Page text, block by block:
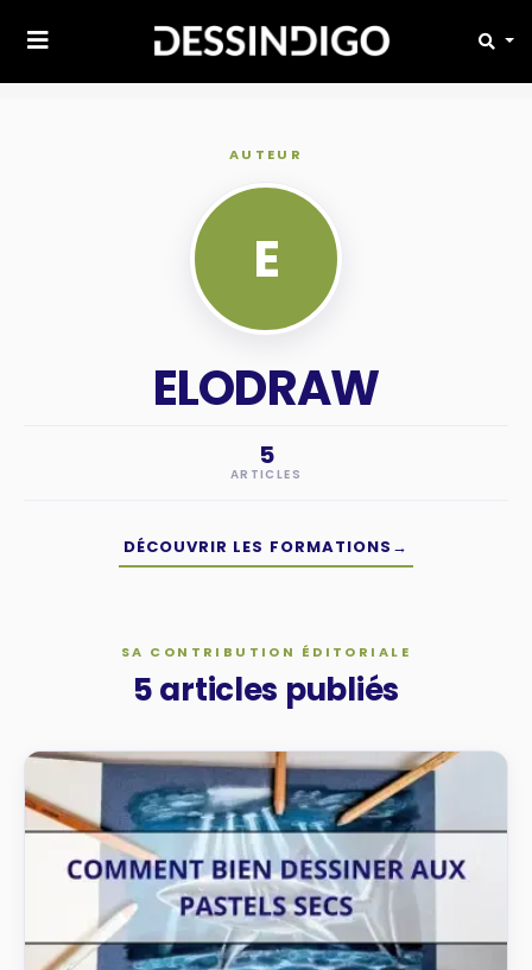
AUTEUR
E
ELODRAW
5
ARTICLES
DÉCOUVRIR LES FORMATIONS →
SA CONTRIBUTION ÉDITORIALE
5 articles publiés
TUTOS